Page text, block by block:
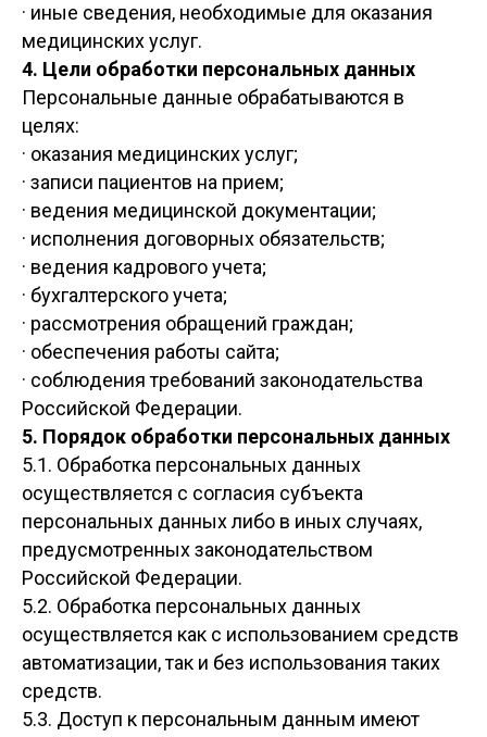
· иные сведения, необходимые для оказания
медицинских услуг.
4. Цели обработки персональных данных
Персональные данные обрабатываются в
целях:
· оказания медицинских услуг;
· записи пациентов на прием;
· ведения медицинской документации;
· исполнения договорных обязательств;
· ведения кадрового учета;
· бухгалтерского учета;
· рассмотрения обращений граждан;
· обеспечения работы сайта;
· соблюдения требований законодательства
Российской Федерации.
5. Порядок обработки персональных данных
5.1. Обработка персональных данных
осуществляется с согласия субъекта
персональных данных либо в иных случаях,
предусмотренных законодательством
Российской Федерации.
5.2. Обработка персональных данных
осуществляется как с использованием средств
автоматизации, так и без использования таких
средств.
5.3. Доступ к персональным данным имеют